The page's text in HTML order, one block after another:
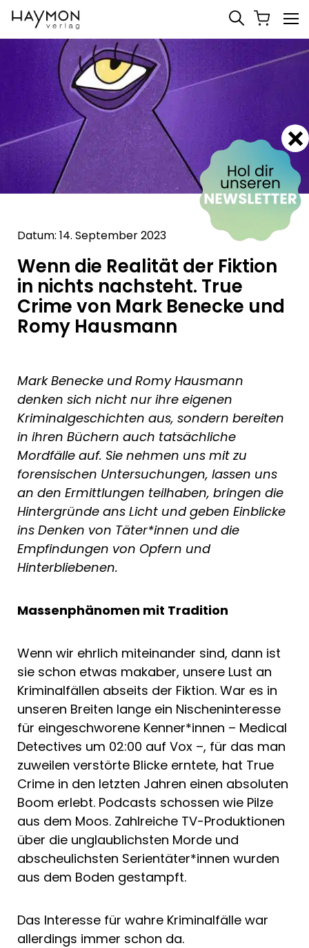
Datum: 14. September 2023
Wenn die Realität der Fiktion
in nichts nachsteht. True
Crime von Mark Benecke und
Romy Hausmann
Mark Benecke und Romy Hausmann
denken sich nicht nur ihre eigenen
Kriminalgeschichten aus, sondern bereiten
in ihren Büchern auch tatsächliche
Mordfälle auf. Sie nehmen uns mit zu
forensischen Untersuchungen, lassen uns
an den Ermittlungen teilhaben, bringen die
Hintergründe ans Licht und geben Einblicke
ins Denken von Täter*innen und die
Empfindungen von Opfern und
Hinterbliebenen.
Massenphänomen mit Tradition
Wenn wir ehrlich miteinander sind, dann ist
sie schon etwas makaber, unsere Lust an
Kriminalfällen abseits der Fiktion. War es in
unseren Breiten lange ein Nischeninteresse
für eingeschworene Kenner*innen – Medical
Detectives um 02:00 auf Vox –, für das man
zuweilen verstörte Blicke erntete, hat True
Crime in den letzten Jahren einen absoluten
Boom erlebt. Podcasts schossen wie Pilze
aus dem Moos. Zahlreiche TV-Produktionen
über die unglaublichsten Morde und
abscheulichsten Serientäter*innen wurden
aus dem Boden gestampft.
Das Interesse für wahre Kriminalfälle war
allerdings immer schon da.